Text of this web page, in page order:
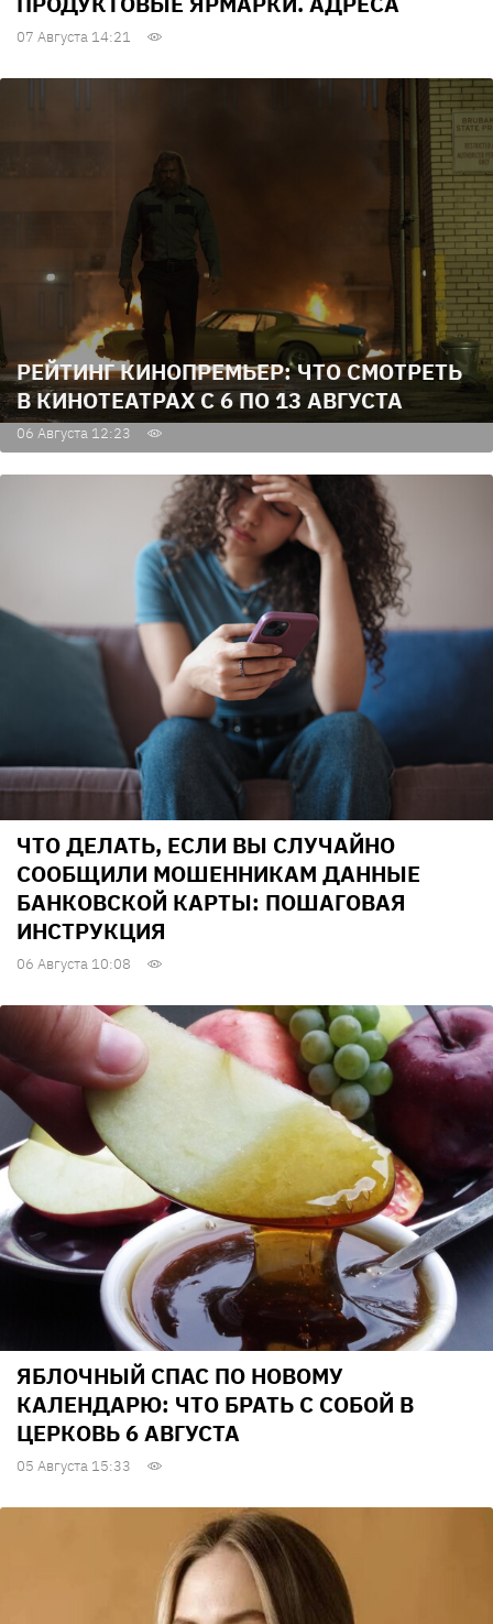
07 Августа 14:21
РЕЙТИНГ КИНОПРЕМЬЕР: ЧТО СМОТРЕТЬ
В КИНОТЕАТРАХ С 6 ПО 13 АВГУСТА
06 Августа 12:23
ЧТО ДЕЛАТЬ, ЕСЛИ ВЫ СЛУЧАЙНО
СООБЩИЛИ МОШЕННИКАМ ДАННЫЕ
БАНКОВСКОЙ КАРТЫ: ПОШАГОВАЯ
ИНСТРУКЦИЯ
06 Августа 10:08
ЯБЛОЧНЫЙ СПАС ПО НОВОМУ
КАЛЕНДАРЮ: ЧТО БРАТЬ С СОБОЙ В
ЦЕРКОВЬ 6 АВГУСТА
05 Августа 15:33